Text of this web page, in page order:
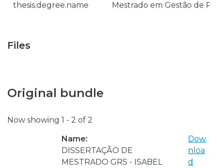
thesis.degree.name Mestrado em Gestão de
Files
Original bundle
Now showing 1 - 2 of 2
Name:
DISSERTAÇÃO DE
MESTRADO GRS - ISABEL
Dow
nloa
d